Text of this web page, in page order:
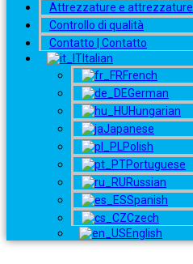
Attrezzature e attrezzature
Controllo di qualità
Contatto | Contatto
Italian
French
German
Hungarian
Japanese
Polish
Portuguese
Russian
Spanish
Czech
English